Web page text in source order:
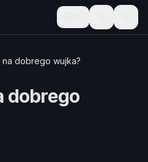
na dobrego wujka?
dobrego